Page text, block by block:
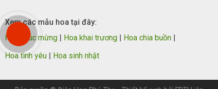
Xem các mẫu hoa tại đây:
Hoa chúc mừng| Hoa khai trương| Hoa chia buồn|
Hoa tình yêu| Hoa sinh nhật